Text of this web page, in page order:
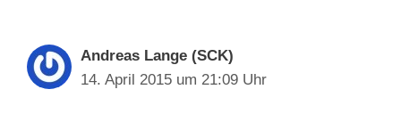
Andreas Lange (SCK)
14. April 2015 um 21:09 Uhr